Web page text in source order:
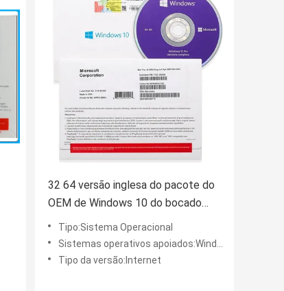
32 64 versão inglesa do pacote do
OEM de Windows 10 do bocado
com garantia do tempo da vida
Tipo:Sistema Operacional
Sistemas operativos apoiados:Windows
Tipo da versão:Internet